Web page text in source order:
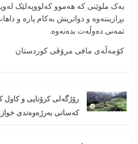
یەک ملوێنی کە هەموو کەلووپەلێک
تمەنی دەوڵەت بدەنەوە.
کۆمەڵەی مافی مرۆڤی کوردستان
رۆژگەلی کرۆنایی و کاول
کەسانی بەرژەوەندی